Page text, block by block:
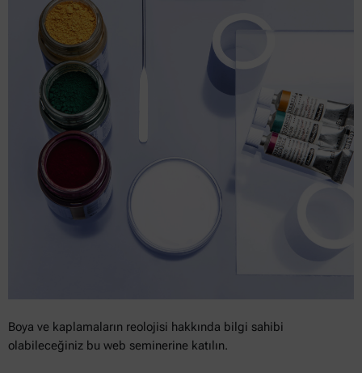
Boya ve kaplamaların reolojisi hakkında bilgi sahibi
olabileceğiniz bu web seminerine katılın.